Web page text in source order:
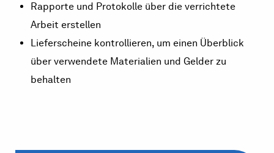
Rapporte und Protokolle über die verrichtete
Arbeit erstellen
Lieferscheine kontrollieren, um einen Überblick
über verwendete Materialien und Gelder zu
behalten